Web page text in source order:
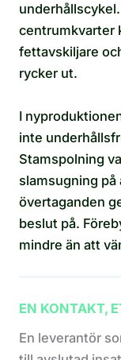
centrumkvarter
fettavskiljare
rycker ut.
I
inte
Stamspolning
slamsugning
övertaganden
beslut på.
mindre än att
EN KONTAKT,
En leverantör